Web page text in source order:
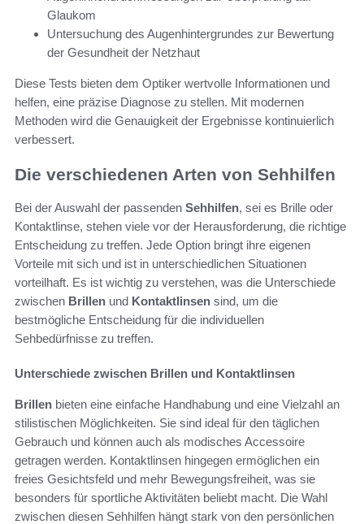
Glaukom
Untersuchung des Augenhintergrundes zur Bewertung
der Gesundheit der Netzhaut
Diese Tests bieten dem Optiker wertvolle Informationen und
helfen, eine präzise Diagnose zu stellen. Mit modernen
Methoden wird die Genauigkeit der Ergebnisse kontinuierlich
verbessert.
Die verschiedenen Arten von Sehhilfen
Bei der Auswahl der passenden Sehhilfen, sei es Brille oder
Kontaktlinse, stehen viele vor der Herausforderung, die richtige
Entscheidung zu treffen. Jede Option bringt ihre eigenen
Vorteile mit sich und ist in unterschiedlichen Situationen
vorteilhaft. Es ist wichtig zu verstehen, was die Unterschiede
zwischen Brillen und Kontaktlinsen sind, um die
bestmögliche Entscheidung für die individuellen
Sehbedürfnisse zu treffen.
Unterschiede zwischen Brillen und Kontaktlinsen
Brillen bieten eine einfache Handhabung und eine Vielzahl an
stilistischen Möglichkeiten. Sie sind ideal für den täglichen
Gebrauch und können auch als modisches Accessoire
getragen werden. Kontaktlinsen hingegen ermöglichen ein
freies Gesichtsfeld und mehr Bewegungsfreiheit, was sie
besonders für sportliche Aktivitäten beliebt macht. Die Wahl
zwischen diesen Sehhilfen hängt stark von den persönlichen